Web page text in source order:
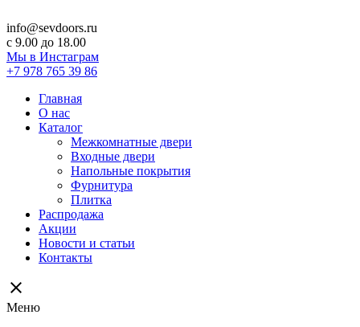
info@sevdoors.ru
c 9.00 до 18.00
Мы в Инстаграм
+7 978 765 39 86
Главная
О нас
Каталог
Межкомнатные двери
Входные двери
Напольные покрытия
Фурнитура
Плитка
Распродажа
Акции
Новости и статьи
Контакты
close
Меню